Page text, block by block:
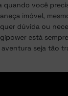
quando você
imóvel,
dúvida ou
está
seja tão